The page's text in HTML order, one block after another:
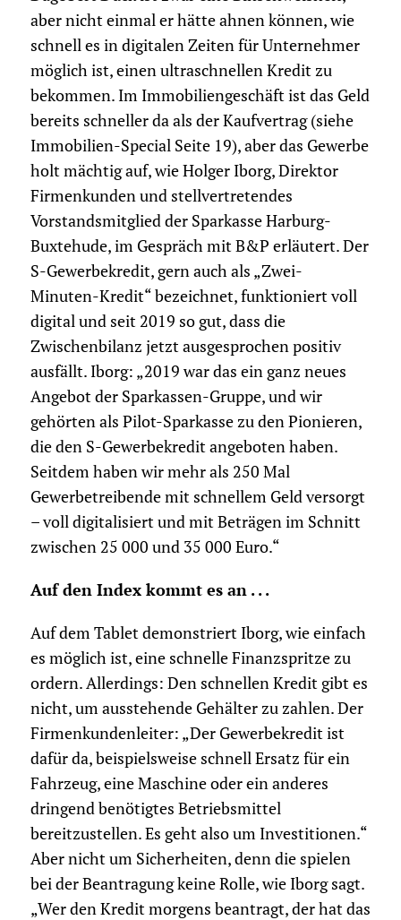
aber nicht einmal er hätte ahnen können, wie
schnell es in digitalen Zeiten für Unternehmer
möglich ist, einen ultraschnellen Kredit zu
bekommen. Im Immobiliengeschäft ist das Geld
bereits schneller da als der Kaufvertrag (siehe
Immobilien-Special Seite 19), aber das Gewerbe
holt mächtig auf, wie Holger Iborg, Direktor
Firmenkunden und stellvertretendes
Vorstandsmitglied der Sparkasse Harburg-
Buxtehude, im Gespräch mit B&P erläutert. Der
S-Gewerbekredit, gern auch als „Zwei-
Minuten-Kredit“ bezeichnet, funktioniert voll
digital und seit 2019 so gut, dass die
Zwischenbilanz jetzt ausgesprochen positiv
ausfällt. Iborg: „2019 war das ein ganz neues
Angebot der Sparkassen-Gruppe, und wir
gehörten als Pilot-Sparkasse zu den Pionieren,
die den S-Gewerbekredit angeboten haben.
Seitdem haben wir mehr als 250 Mal
Gewerbetreibende mit schnellem Geld versorgt
– voll digitalisiert und mit Beträgen im Schnitt
zwischen 25 000 und 35 000 Euro.“
Auf den Index kommt es an . . .
Auf dem Tablet demonstriert Iborg, wie einfach
es möglich ist, eine schnelle Finanzspritze zu
ordern. Allerdings: Den schnellen Kredit gibt es
nicht, um ausstehende Gehälter zu zahlen. Der
Firmenkundenleiter: „Der Gewerbekredit ist
dafür da, beispielsweise schnell Ersatz für ein
Fahrzeug, eine Maschine oder ein anderes
dringend benötigtes Betriebsmittel
bereitzustellen. Es geht also um Investitionen.“
Aber nicht um Sicherheiten, denn die spielen
bei der Beantragung keine Rolle, wie Iborg sagt.
„Wer den Kredit morgens beantragt, der hat das